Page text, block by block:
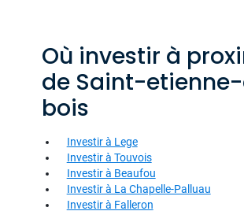
Où investir à
de Saint-
bois
Investir à Lege
Investir à Touvois
Investir à Beaufou
Investir à La Chapelle-Palluau
Investir à Falleron